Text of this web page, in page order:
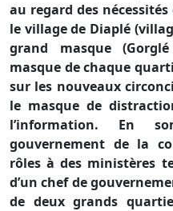
au regard des
le village de Diaplé
grand masque
masque de chaque
sur les nouveaux
le masque de
l’information. En
gouvernement de la
rôles à des ministères
d’un chef de
de deux grands